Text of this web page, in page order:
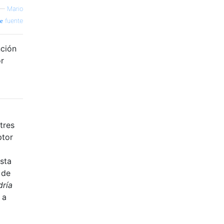
Mario
fuente